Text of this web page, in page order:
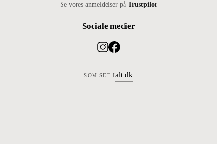
Se vores anmeldelser på Trustpilot
Sociale medier
SOM SET Ialt.dk